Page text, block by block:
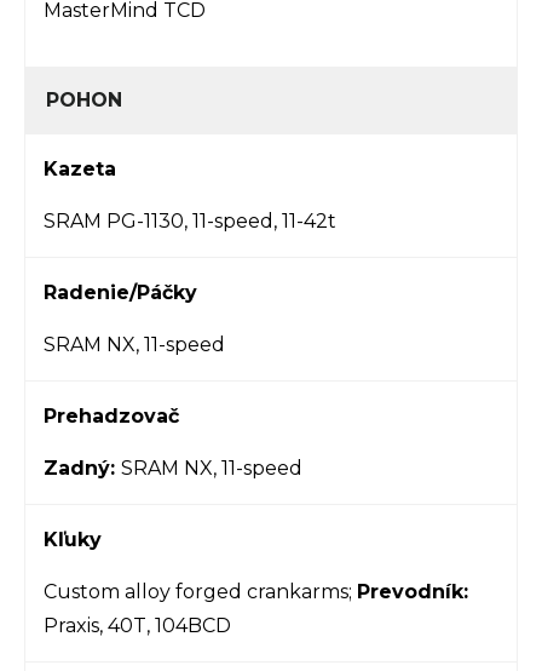
MasterMind TCD
POHON
Kazeta
SRAM PG-1130, 11-speed, 11-42t
Radenie/Páčky
SRAM NX, 11-speed
Prehadzovač
Zadný: SRAM NX, 11-speed
Kľuky
Custom alloy forged crankarms; Prevodník:
Praxis, 40T, 104BCD